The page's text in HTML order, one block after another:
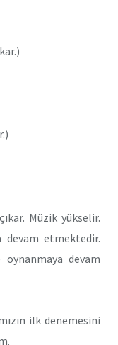
Müzik yükselir.
devam etmektedir.
devam
ilk denemesini